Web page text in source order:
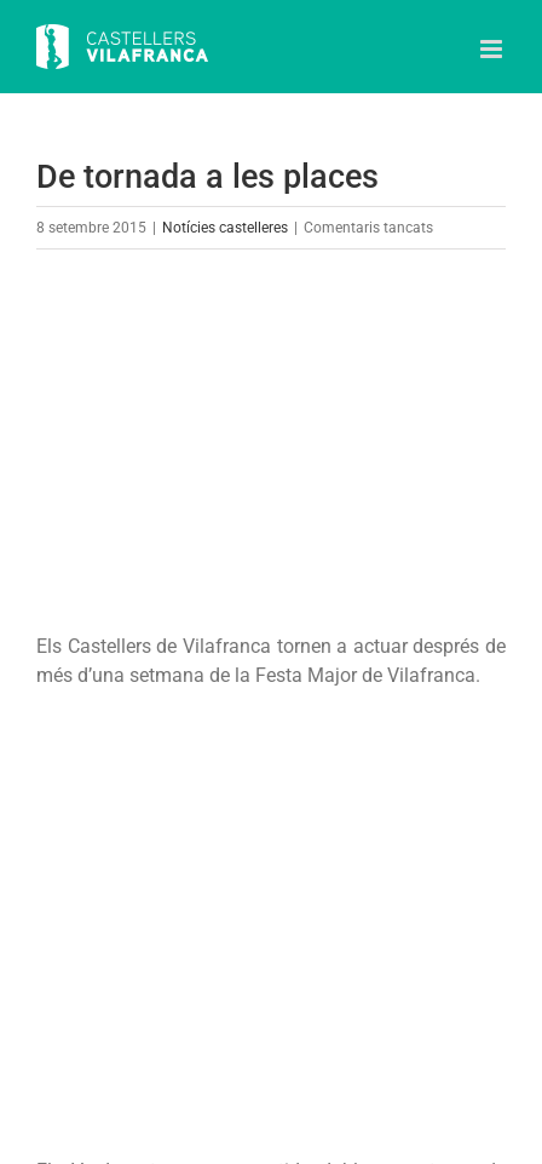
content
De tornada a les places
8 setembre 2015 Notícies castelleres Comentaris tancatsa
Els Castellers de Vilafranca tornen a actuar després de
més d’una setmana de la Festa Major de Vilafranca.